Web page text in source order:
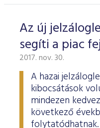
Az új
segíti a piac
2017. nov. 30.
A hazai
kibocsátások
mindezen
következő
folytatódhatnak.